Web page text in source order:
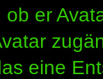
ob er
eine